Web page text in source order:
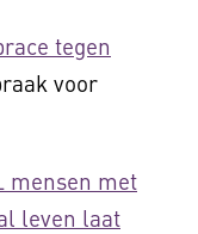
tegen
voor
mensen met
leven laat